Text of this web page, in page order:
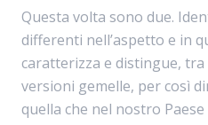
Questa volta sono due.
differenti nell’aspetto e in
caratterizza e distingue,
versioni gemelle, per così
quella che nel nostro